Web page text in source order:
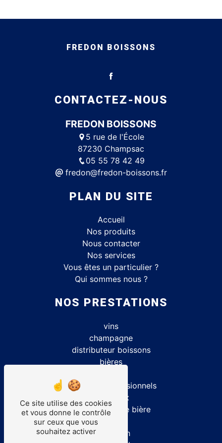
FREDON BOISSONS
CONTACTEZ-NOUS
FREDON BOISSONS
5 rue de l'École
87230 Champsac
05 55 78 42 49
fredon@fredon-boissons.fr
PLAN DU SITE
Accueil
Nos produits
Nous contacter
Nos services
Vous êtes un particulier ?
Qui sommes nous ?
NOS PRESTATIONS
vins
champagne
distributeur boissons
bières
matériels professionnels
spiritueux
location tireuse bière
cave à vin
Ce site utilise des cookies
et vous donne le contrôle
sur ceux que vous
souhaitez activer